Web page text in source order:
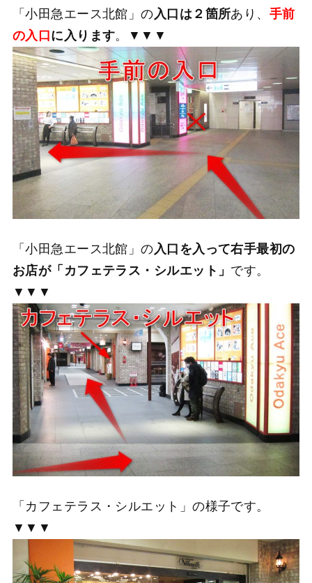
「小田急エース北館」の 入口は２箇所あり、 手前
の入口に 入ります。▼▼▼
「小田急エース北館」の入口を入って右手最初の
お店が「カフェテラス・シルエット」 です。
▼▼▼
「カフェテラス・シルエット」の様子です。
▼▼▼